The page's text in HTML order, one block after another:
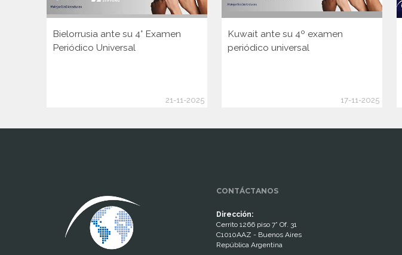
Bielorrusia ante su 4° Examen
Periódico Universal
21-11-2025
Kuwait ante su 4º examen
periódico universal
17-11-2025
CONTÁCTANOS
Dirección:
Cerrito 1266 piso 7° Of. 31
C1010AAZ - Buenos Aires
República Argentina